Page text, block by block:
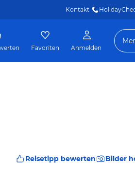
Kontakt
Favoriten Anmelden
Reisetipp bewerten Bilder